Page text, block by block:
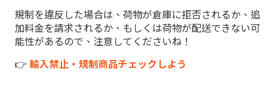
規制を違反した場合は、荷物が倉庫に拒否されるか、追
加料金を請求されるか、もしくは荷物が配送できない可
能性があるので、注意してくださいね！
👉 輸入禁止・規制商品チェックしよう